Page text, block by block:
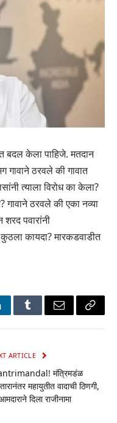
बदल केला पाहिजे. मतदान
गावाने ठरवले की गावात
त्याला विरोध का केला?
ठरवले की एका नव्या
पवारांनी
कायदा? मारकडवाडीत
TumblrEmail Copy
ARTICLE
मंत्रिमडंळ
महायुतीत वादाची ठिणगी,
दिला राजीनामा